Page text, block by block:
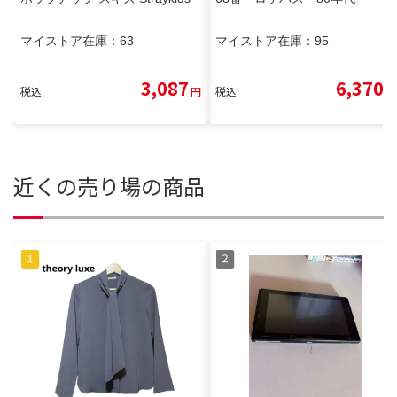
マイストア在庫： 63
税込 3,087円
マイストア在庫： 95
税込 6,370
近くの売り場の商品